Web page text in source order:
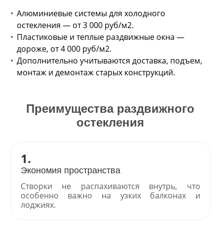
Алюминиевые системы для холодного
остекления — от 3 000 руб/м2.
Пластиковые и теплые раздвижные окна —
дороже, от 4 000 руб/м2.
Дополнительно учитываются доставка, подъем,
монтаж и демонтаж старых конструкций.
Преимущества раздвижного
остекления
1.
Экономия пространства
Створки не распахиваются внутрь, что
особенно важно на узких балконах и
лоджиях.